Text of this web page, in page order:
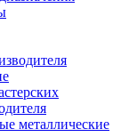
металлические